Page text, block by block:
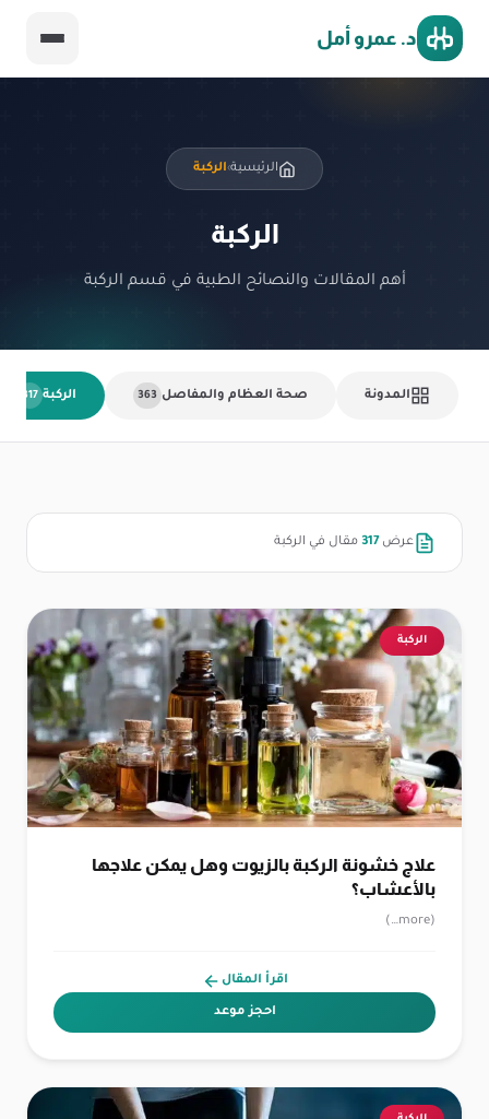
د. عمرو أمل
الرئيسية›الركبة
الركبة
أهم المقالات والنصائح الطبية في قسم الركبة
المدونة صحة العظام والمفاصل 363 الركبة 317
عرض 317 مقال في الركبة
الركبة
علاج خشونة الركبة بالزيوت وهل يمكن علاجها
بالأعشاب؟
(more…)
اقرأ المقال
احجز موعد